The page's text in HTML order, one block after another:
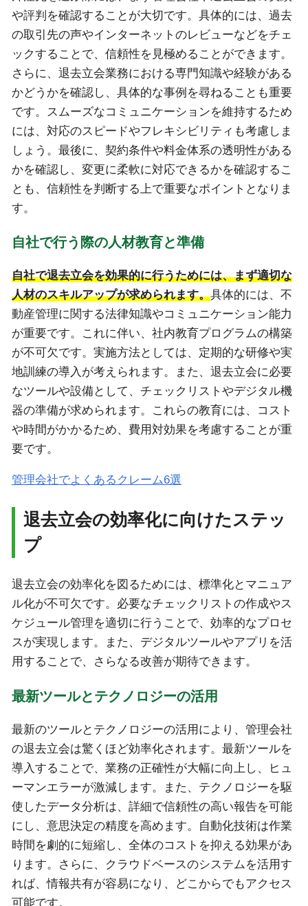
や評判を確認することが大切です。具体的には、過去
の取引先の声やインターネットのレビューなどをチェ
ックすることで、信頼性を見極めることができます。
さらに、退去立会業務における専門知識や経験がある
かどうかを確認し、具体的な事例を尋ねることも重要
です。スムーズなコミュニケーションを維持するため
には、対応のスピードやフレキシビリティも考慮しま
しょう。最後に、契約条件や料金体系の透明性がある
かを確認し、変更に柔軟に対応できるかを確認するこ
とも、信頼性を判断する上で重要なポイントとなりま
す。
自社で行う際の人材教育と準備
自社で退去立会を効果的に行うためには、まず適切な
人材のスキルアップが求められます。具体的には、不
動産管理に関する法律知識やコミュニケーション能力
が重要です。これに伴い、社内教育プログラムの構築
が不可欠です。実施方法としては、定期的な研修や実
地訓練の導入が考えられます。また、退去立会に必要
なツールや設備として、チェックリストやデジタル機
器の準備が求められます。これらの教育には、コスト
や時間がかかるため、費用対効果を考慮することが重
要です。
管理会社でよくあるクレーム6選
退去立会の効率化に向けたステッ
プ
退去立会の効率化を図るためには、標準化とマニュア
ル化が不可欠です。必要なチェックリストの作成やス
ケジュール管理を適切に行うことで、効率的なプロセ
スが実現します。また、デジタルツールやアプリを活
用することで、さらなる改善が期待できます。
最新ツールとテクノロジーの活用
最新のツールとテクノロジーの活用により、管理会社
の退去立会は驚くほど効率化されます。最新ツールを
導入することで、業務の正確性が大幅に向上し、ヒュ
ーマンエラーが激減します。また、テクノロジーを駆
使したデータ分析は、詳細で信頼性の高い報告を可能
にし、意思決定の精度を高めます。自動化技術は作業
時間を劇的に短縮し、全体のコストを抑える効果があ
ります。さらに、クラウドベースのシステムを活用す
れば、情報共有が容易になり、どこからでもアクセス
可能です。